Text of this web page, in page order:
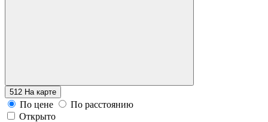
512 На карте
По цене
По расстоянию
Открыто